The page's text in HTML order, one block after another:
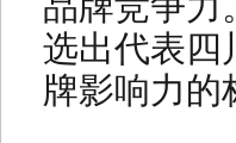
选出代表四
牌影响力的